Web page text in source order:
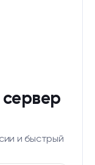
и быстрый